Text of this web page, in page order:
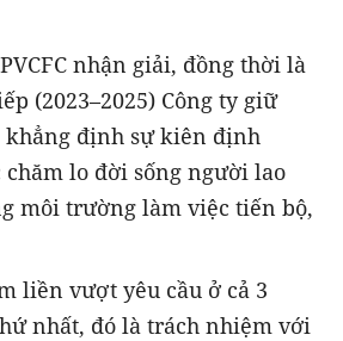
nhận giải, đồng thời là
(2023–2025) Công ty giữ
định sự kiên định
lo đời sống người lao
môi trường làm việc tiến bộ,
liền vượt yêu cầu ở cả 3
nhất, đó là trách nhiệm với